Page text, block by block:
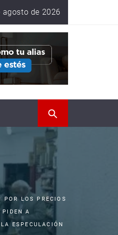
agosto de 2026
POR LOS PRECIOS
PIDEN A
ESPECULACIÓN